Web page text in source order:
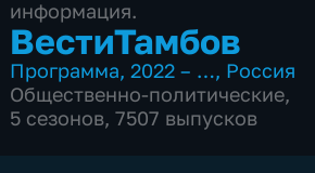
информация.
ВестиТамбов
Программа,2022 – …, Россия
Общественно-политические,
5 сезонов, 7507 выпусков